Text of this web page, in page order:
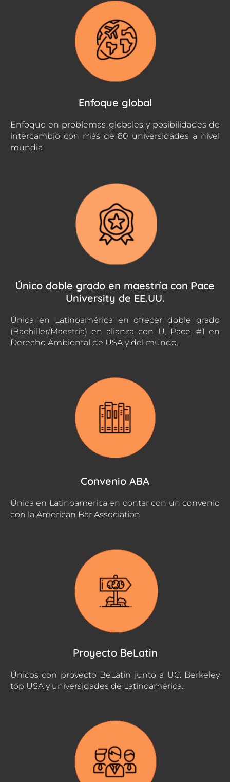
Enfoque global
Enfoque en problemas globales y posibilidades de
intercambio con más de 80 universidades a nivel
mundia
Único doble grado en maestría con Pace
University de EE.UU.
Única en Latinoamérica en ofrecer doble grado
(Bachiller/Maestría) en alianza con U. Pace, #1 en
Derecho Ambiental de USA y del mundo.
Convenio ABA
Única en Latinoamerica en contar con un convenio
con la American Bar Association
Proyecto BeLatin
Únicos con proyecto BeLatin junto a UC. Berkeley
top USA y universidades de Latinoamérica.